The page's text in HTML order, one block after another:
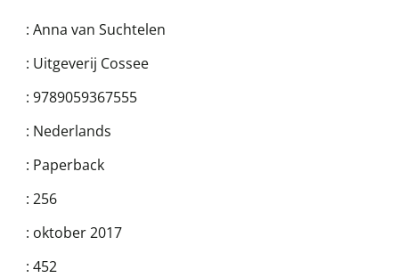
: Anna van Suchtelen
: Uitgeverij Cossee
: 9789059367555
: Nederlands
: Paperback
: 256
: oktober 2017
: 452